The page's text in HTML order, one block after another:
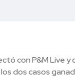
con P&M Live y
dos casos